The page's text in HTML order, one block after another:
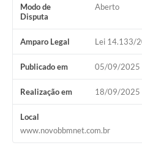
Uso de Internet e Recursos de
Plano Municipal de Saneamento
Arquivos para Download
Modo de
Disputa
Aberto
Amparo Legal Lei 14.133/
Publicado em 05/09/2025
Realização em 18/09/2025
Local
www.novobbmnet.com.br